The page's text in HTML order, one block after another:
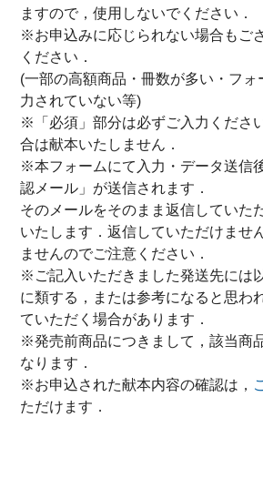
ますので，使用しないでください．
※お申込みに応じられない場合もご
ください．
(一部の高額商品・冊数が多い・フォ
力されていない等)
※「必須」部分は必ずご入力くださ
合は献本いたしません．
※本フォームにて入力・データ送信
認メール」が送信されます．
そのメールをそのまま返信していた
いたします．返信していただけませ
ませんのでご注意ください．
※ご記入いただきました発送先には
に類する，または参考になると思わ
ていただく場合があります．
※発売前商品につきまして，該当商
なります．
※お申込された献本内容の確認は，
ただけます．